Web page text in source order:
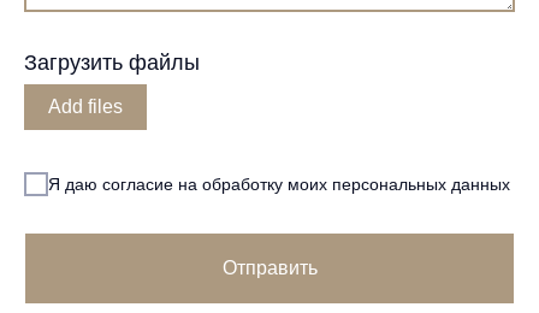
Загрузить файлы
Add files
Я даю согласие на обработку моих персональных данных
Отправить